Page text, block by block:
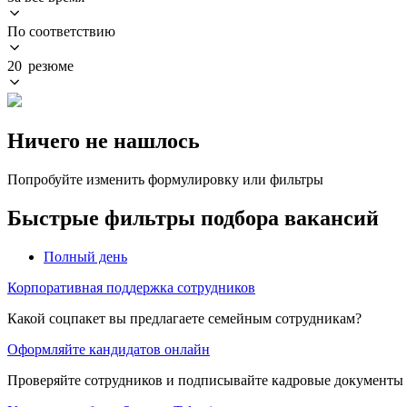
По соответствию
20 резюме
Ничего не нашлось
Попробуйте изменить формулировку или фильтры
Быстрые фильтры подбора вакансий
Полный день
Корпоративная поддержка сотрудников
Какой соцпакет вы предлагаете семейным сотрудникам?
Оформляйте кандидатов онлайн
Проверяйте сотрудников и подписывайте кадровые